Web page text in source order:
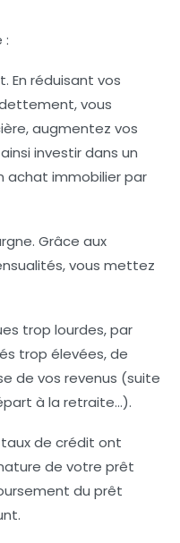
:
En réduisant vos
vous
augmentez vos
investir dans un
achat immobilier par
Grâce aux
vous mettez
trop lourdes, par
trop élevées, de
de vos revenus (suite
à la retraite…).
de crédit ont
de votre prêt
du prêt